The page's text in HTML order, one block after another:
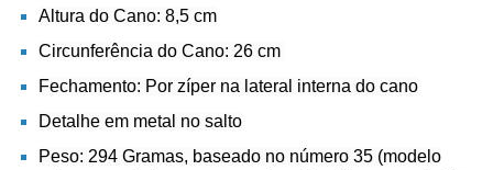
Altura do Cano: 8,5 cm
Circunferência do Cano: 26 cm
Fechamento: Por zíper na lateral interna do cano
Detalhe em metal no salto
Peso: 294 Gramas, baseado no número 35 (modelo